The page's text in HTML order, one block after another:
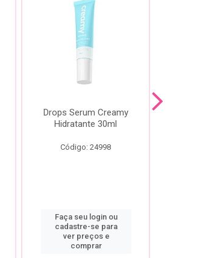
Drops Serum Creamy
Hidratante 30ml
Código: 24998
Faça seu login ou
cadastre-se para
ver preços e
comprar